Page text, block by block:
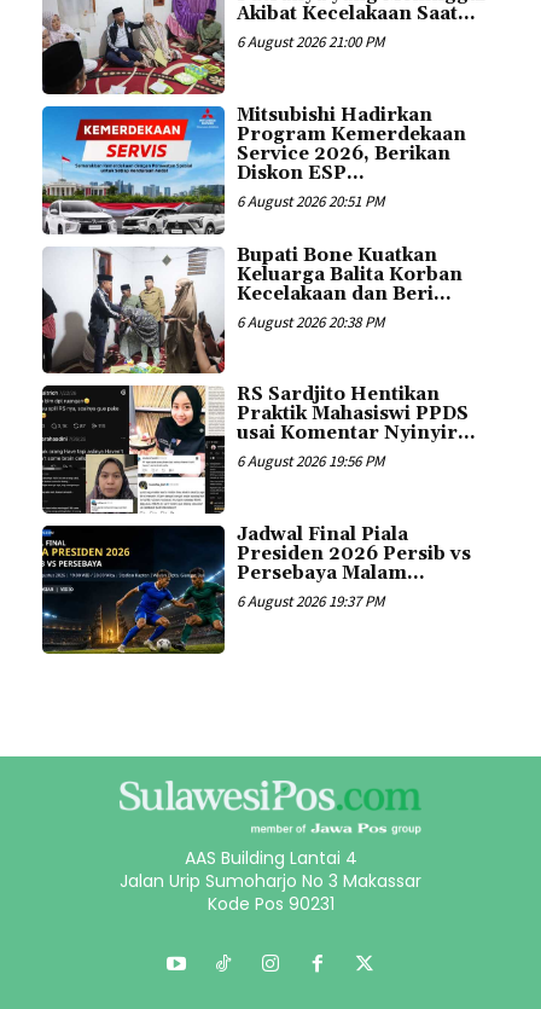
Akibat Kecelakaan Saat...
6 August 2026 21:00 PM
Mitsubishi Hadirkan
Program Kemerdekaan
Service 2026, Berikan
Diskon ESP...
6 August 2026 20:51 PM
Bupati Bone Kuatkan
Keluarga Balita Korban
Kecelakaan dan Beri...
6 August 2026 20:38 PM
RS Sardjito Hentikan
Praktik Mahasiswi PPDS
usai Komentar Nyinyir...
6 August 2026 19:56 PM
Jadwal Final Piala
Presiden 2026 Persib vs
Persebaya Malam...
6 August 2026 19:37 PM
AAS Building Lantai 4
Jalan Urip Sumoharjo No 3 Makassar
Kode Pos 90231